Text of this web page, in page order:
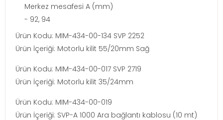
Merkez mesafesi A (mm)
- 92, 94
Ürün Kodu: MIM-434-00-134 SVP 2252
Ürün İçeriği: Motorlu kilit 55/20mm Sağ
Ürün Kodu: MIM-434-00-017 SVP 2719
Ürün İçeriği: Motorlu kilit 35/24mm
Ürün Kodu: MIM-434-00-019
Ürün İçeriği: SVP-A 1000 Ara bağlantı kablosu (10 mt)